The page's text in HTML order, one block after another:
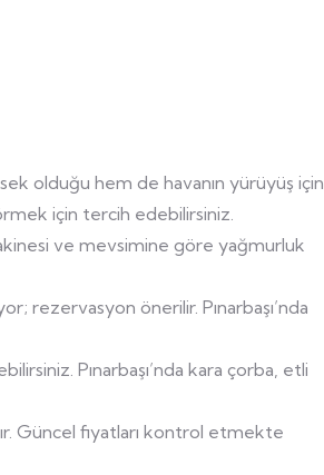
olduğu hem de havanın yürüyüş için
için tercih edebilirsiniz.
ve mevsimine göre yağmurluk
rezervasyon önerilir. Pınarbaşı’nda
Pınarbaşı’nda kara çorba, etli
Güncel fiyatları kontrol etmekte